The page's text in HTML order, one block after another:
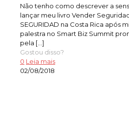
Não tenho como descrever a
lançar meu livro Vender
SEGURIDAD na Costa Rica após
palestra no Smart Biz Summit
pela […]
Gostou disso?
0 Leia mais
02/08/2018